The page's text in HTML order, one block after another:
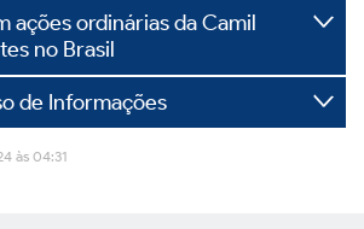
ações ordinárias da Camil
no Brasil
de Informações
às 04:31